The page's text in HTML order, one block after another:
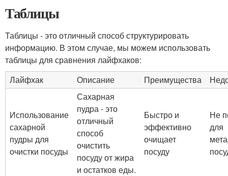
Таблицы
Таблицы - это отличный способ структурировать
информацию. В этом случае, мы можем использовать
таблицы для сравнения лайфхаков:
Лайфхак
Описание Преимущества
Использование
сахарной
пудры для
очистки посуды
Сахарная
пудра - это
отличный
способ
очистить
посуду от жира
и остатков еды.
Быстро и
эффективно
очищает
посуду
Не
для